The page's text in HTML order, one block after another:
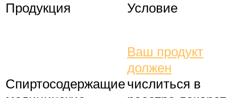
Продукция Условие
Спиртосодержащие
Ваш продукт
должен
числиться в